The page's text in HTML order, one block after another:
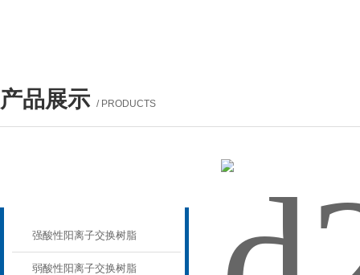
产品展示 / PRODUCTS
强酸性阳离子交换树脂
弱酸性阳离子交换树脂